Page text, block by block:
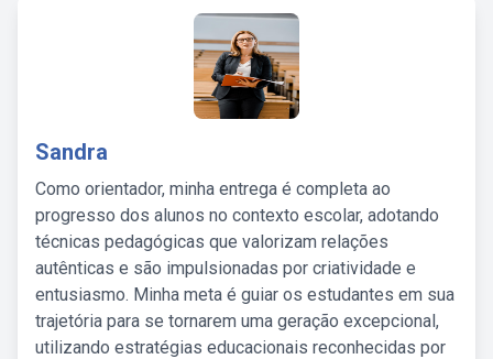
Sandra
Como orientador, minha entrega é completa ao
progresso dos alunos no contexto escolar, adotando
técnicas pedagógicas que valorizam relações
autênticas e são impulsionadas por criatividade e
entusiasmo. Minha meta é guiar os estudantes em sua
trajetória para se tornarem uma geração excepcional,
utilizando estratégias educacionais reconhecidas por